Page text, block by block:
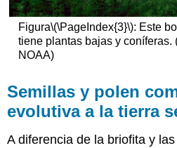
Figura\(\PageIndex{3}\): Este
tiene plantas bajas y coníferas.
NOAA)
Semillas y polen
evolutiva a la tierra
A diferencia de la briofita y